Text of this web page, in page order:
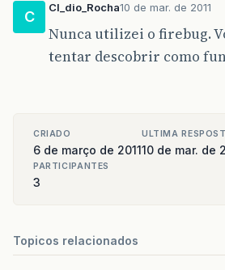
C
Cl_dio_Rocha10 de mar. de 2011
Nunca utilizei o firebug.
tentar descobrir como
CRIADO
6 de março de 2011
ULTIMA
10 de mar. de
PARTICIPANTES
3
Topicos relacionados